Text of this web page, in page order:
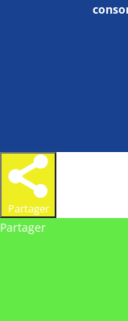
Partager
Partager